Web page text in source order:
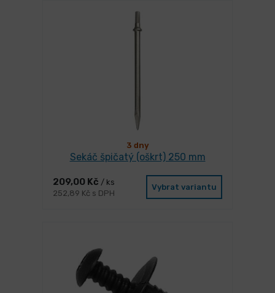
3 dny
Sekáč špičatý (oškrt) 250 mm
209,00 Kč / ks
252,89 Kč s DPH
Vybrat variantu